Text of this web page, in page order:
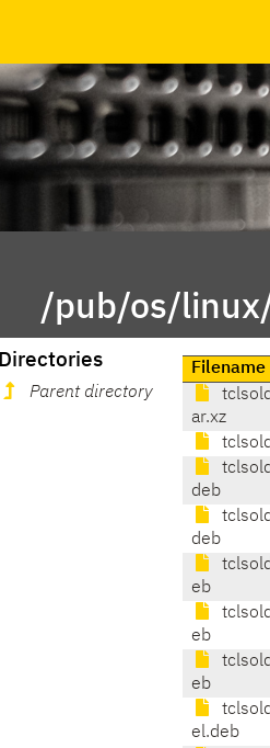
/pub/os/
Directories
Parent directory
Filename
ar.xz
deb
deb
eb
eb
eb
el.deb